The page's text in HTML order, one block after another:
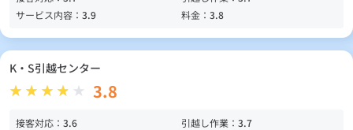
サービス内容： 3.9 料金： 3.8
K・S引越センター
3.8
接客対応： 3.6 引越し作業： 3.7